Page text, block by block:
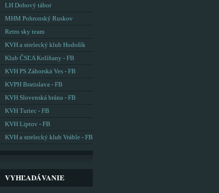
LH Dobový tábor
MHM Pohronský Ruskov
Retro sky team
KVH a strelecký klub Hodošík
Klub ČSĽA Kolíňany - FB
KVH PS Záhorská Ves - FB
KVPH Bratislava - FB
KVH Slovenská brána - FB
KVH Turiec - FB
KVH Liptov - FB
KVH a strelecký klub Vráble - FB
VYHĽADÁVANIE